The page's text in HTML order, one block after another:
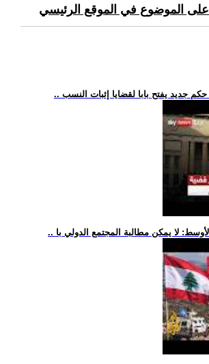
على الموضوع في الموقع الرئيسي
جديد يفتح بابا لقضايا إثبات النسب
لا يمكن مطالبة المجتمع الدولي با